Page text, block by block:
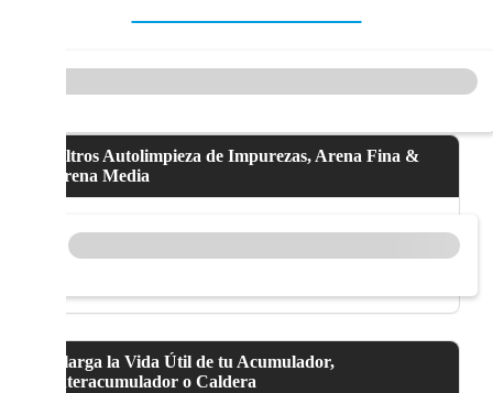
Filtros Autolimpieza de Impurezas, Arena Fina &
Arena Media
Alarga la Vida Útil de tu Acumulador,
Interacumulador o Caldera